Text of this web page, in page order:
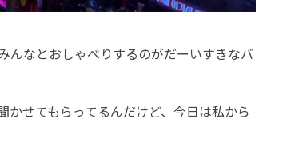
んなとおしゃべりするのがだーいすきなバ
せてもらってるんだけど、今日は私から